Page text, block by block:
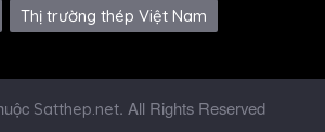
Thị trường thép Việt Nam
Satthep.net. All Rights Reserved